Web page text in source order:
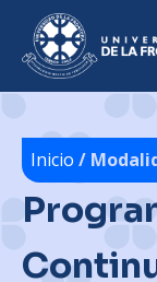
Inicio /